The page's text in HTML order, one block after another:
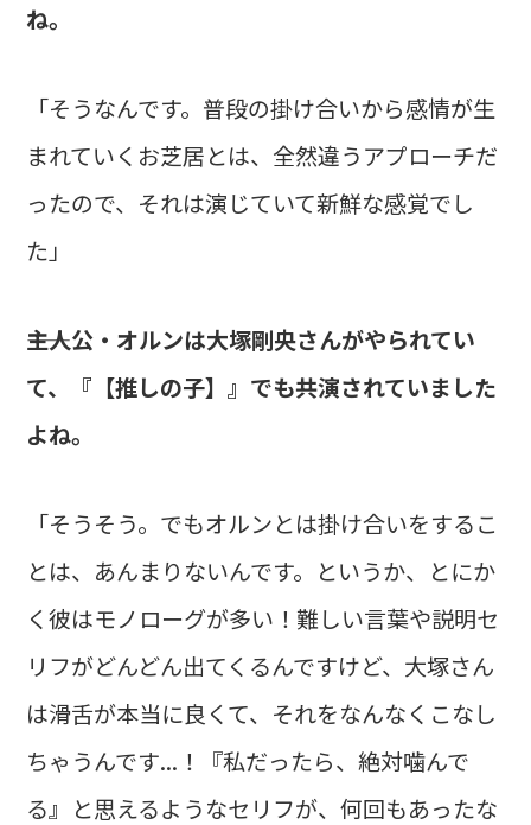
ね。
「そうなんです。普段の掛け合いから感情が生
まれていくお芝居とは、全然違うアプローチだ
ったので、それは演じていて新鮮な感覚でし
た」
――主人公・オルンは大塚剛央さんがやられてい
て、『【推しの子】』でも共演されていました
よね。
「そうそう。でもオルンとは掛け合いをするこ
とは、あんまりないんです。というか、とにか
く彼はモノローグが多い！難しい言葉や説明セ
リフがどんどん出てくるんですけど、大塚さん
は滑舌が本当に良くて、それをなんなくこなし
ちゃうんです...！『私だったら、絶対噛んで
る』と思えるようなセリフが、何回もあったな